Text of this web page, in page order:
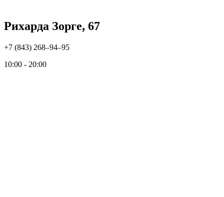
Рихарда Зорге, 67
+7 (843) 268‒94‒95
10:00 - 20:00